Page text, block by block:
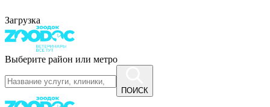
Загрузка
Выберите район или метро
ПОИСК